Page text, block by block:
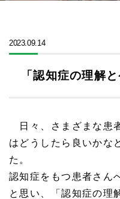
2023.09.14
「認知症の理解
日々、さまざまな患
はどうしたら良いかな
た。
認知症をもつ患者さん
と思い、「認知症の